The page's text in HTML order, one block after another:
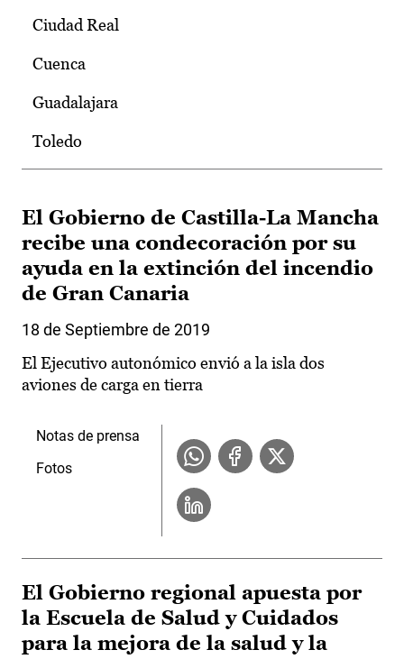
Ciudad Real
Cuenca
Guadalajara
Toledo
El Gobierno de Castilla-La Mancha
recibe una condecoración por su
ayuda en la extinción del incendio
de Gran Canaria
18 de Septiembre de 2019
El Ejecutivo autonómico envió a la isla dos
aviones de carga en tierra
Notas de prensa
Fotos
El Gobierno regional apuesta por
la Escuela de Salud y Cuidados
para la mejora de la salud y la